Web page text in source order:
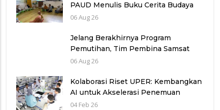
PAUD Menulis Buku Cerita Budaya
Bengkulu Berbantuan Gemini AI
06 Aug 26
Jelang Berakhirnya Program
Pemutihan, Tim Pembina Samsat
Rejang Lebong Intensifkan
06 Aug 26
Kolaborasi Riset UPER: Kembangkan
AI untuk Akselerasi Penemuan
Kandidat Obat Kanker dan Autoimun
04 Feb 26